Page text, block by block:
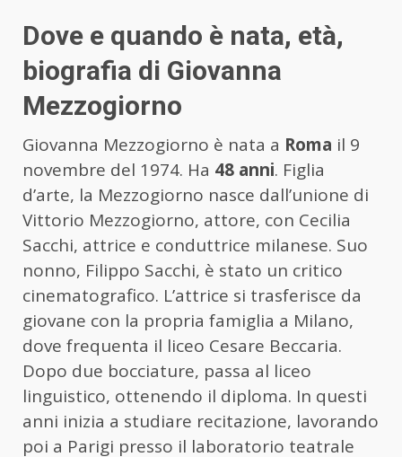
Dove e quando è nata, età,
biografia di Giovanna
Mezzogiorno
Giovanna Mezzogiorno è nata a Roma il 9
novembre del 1974. Ha 48 anni. Figlia
d’arte, la Mezzogiorno nasce dall’unione di
Vittorio Mezzogiorno, attore, con Cecilia
Sacchi, attrice e conduttrice milanese. Suo
nonno, Filippo Sacchi, è stato un critico
cinematografico. L’attrice si trasferisce da
giovane con la propria famiglia a Milano,
dove frequenta il liceo Cesare Beccaria.
Dopo due bocciature, passa al liceo
linguistico, ottenendo il diploma. In questi
anni inizia a studiare recitazione, lavorando
poi a Parigi presso il laboratorio teatrale